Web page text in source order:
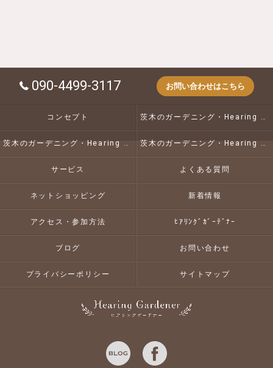
090-4499-3117 お問い合わせはこちら
コンセプト 茨木のガーデニング・Hearing Gardenerの口コミ情報
茨木のガーデニング・Hearing Gardenerの評判 茨木のガーデニング・Hearing Gardenerのお客様の声
サービス よくある質問
ネットショッピング 新着情報
アクセス・参加方法 ﾋｱﾘﾝｸﾞｶﾞｰﾃﾞﾅｰ
ブログ お問い合わせ
プライバシーポリシー サイトマップ